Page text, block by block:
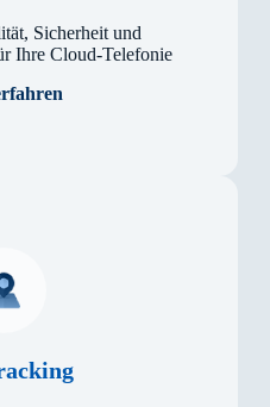
Sicher­heit und
Ihre Cloud-Te­le­fo­nie